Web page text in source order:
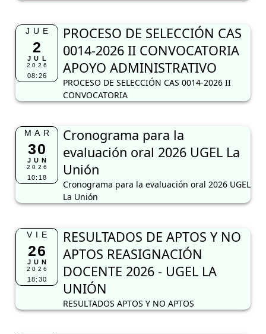
JUE
2
JUL
2026
08:26
PROCESO DE SELECCIÓN CAS
0014-2026 II CONVOCATORIA
APOYO ADMINISTRATIVO
PROCESO DE SELECCIÓN CAS 0014-2026 II
CONVOCATORIA
MAR
30
JUN
2026
10:18
Cronograma para la
evaluación oral 2026 UGEL La
Unión
Cronograma para la evaluación oral 2026 UGEL
La Unión
VIE
26
JUN
2026
18:30
RESULTADOS DE APTOS Y NO
APTOS REASIGNACIÓN
DOCENTE 2026 - UGEL LA
UNIÓN
RESULTADOS APTOS Y NO APTOS